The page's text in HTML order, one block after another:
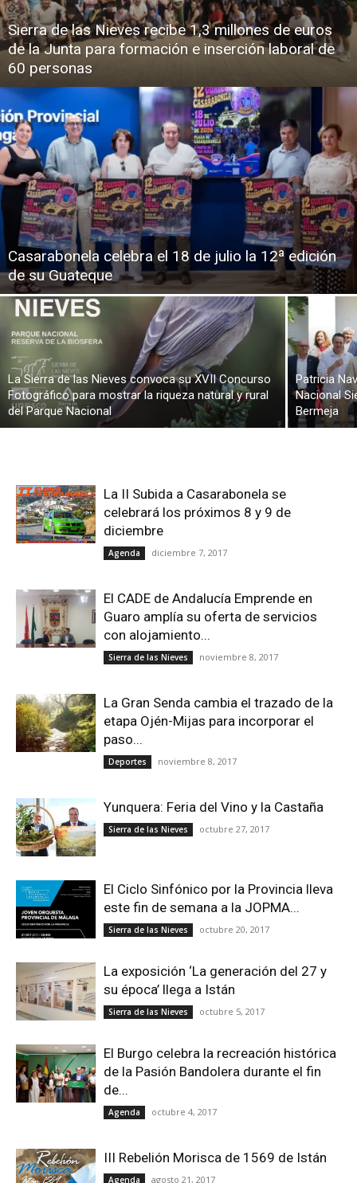
Sierra de las Nieves recibe 1,3 millones de euros
de la Junta para formación e inserción laboral de
60 personas
Casarabonela celebra el 18 de julio la 12ª edición
de su Guateque
La Sierra de las Nieves convoca su XVII Concurso
Fotográfico para mostrar la riqueza natural y rural
del Parque Nacional
Patricia
Nacional
Bermeja
La II Subida a Casarabonela se
celebrará los próximos 8 y 9 de
diciembre
Agenda diciembre 7, 2017
El CADE de Andalucía Emprende en
Guaro amplía su oferta de servicios
con alojamiento...
Sierra de las Nieves noviembre 8, 2017
La Gran Senda cambia el trazado de la
etapa Ojén-Mijas para incorporar el
paso...
Deportes noviembre 8, 2017
Yunquera: Feria del Vino y la Castaña
Sierra de las Nieves octubre 27, 2017
El Ciclo Sinfónico por la Provincia lleva
este fin de semana a la JOPMA...
Sierra de las Nieves octubre 20, 2017
La exposición ‘La generación del 27 y
su época’ llega a Istán
Sierra de las Nieves octubre 5, 2017
El Burgo celebra la recreación histórica
de la Pasión Bandolera durante el fin
de...
Agenda octubre 4, 2017
III Rebelión Morisca de 1569 de Istán
Agenda agosto 21, 2017